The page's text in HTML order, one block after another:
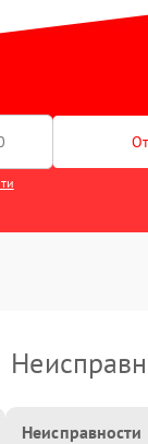
Неисправности